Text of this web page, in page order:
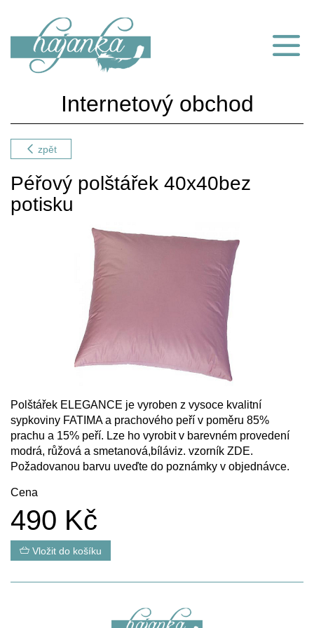
Internetový obchod
zpět
Péřový polštářek 40x40bez
potisku
Polštářek ELEGANCE je vyroben z vysoce kvalitní
sypkoviny FATIMA a prachového peří v poměru 85%
prachu a 15% peří. Lze ho vyrobit v barevném provedení
modrá, růžová a smetanová,bíláviz. vzorník ZDE.
Požadovanou barvu uveďte do poznámky v objednávce.
Cena
490 Kč
Vložit do košíku